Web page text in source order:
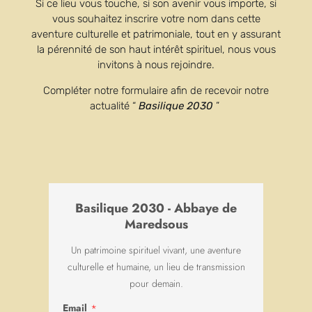
ersten Akt des doppelten Triptychon anzunähern.Akt 1
: da haben wir den Gesichtpunkt von Bartholomäus
oder sollten wir eher sagen,wir sind Bartholomäus,der
Apostel am linken Ende des Tisches.Er ist die
Vernunft,derjenige der wissen will wer der Verräter
ist.Die Perspektive zeigt den gesamten Tisch und die
Minderjährige,kennt die Behördenwelt und fürchtet
derer Reaktion,wir sehen schon eine Veränderung in
Andreas stellt die Unschuld dar,er will sofort alle
wissen lassen dass er für nichts verantwortlich ist;seine
Hände,die er auffallend vor sich
Si ce lieu vous touche, si son avenir vous importe, si
vous souhaitez inscrire votre nom dans cette
aventure culturelle et patrimoniale, tout en y assurant
la pérennité de son haut intérêt spirituel, nous vous
invitons à nous rejoindre.
Compléter notre formulaire afin de recevoir notre
actualité “ Basilique 2030 ”
Basilique 2030 - Abbaye de
Maredsous
Un patrimoine spirituel vivant, une aventure
culturelle et humaine, un lieu de transmission
pour demain.
Email